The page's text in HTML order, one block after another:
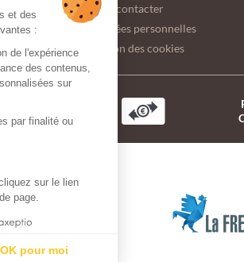
et des
:
de l'expérience
des contenus,
sur
par finalité ou
sur le lien
page.
OK pour moi
Nous contacter
Données personnelles
Gestion des cookies